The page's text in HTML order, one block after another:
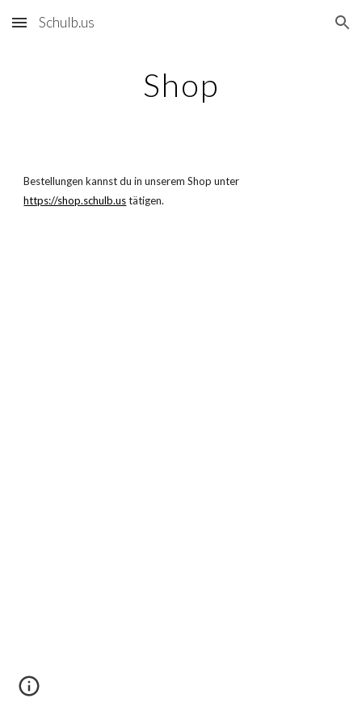
Skip to main content Skip to navigation
Schulb.us
Shop
Bestellungen kannst du in unserem Shop unter
https://shop.schulb.ustätigen.